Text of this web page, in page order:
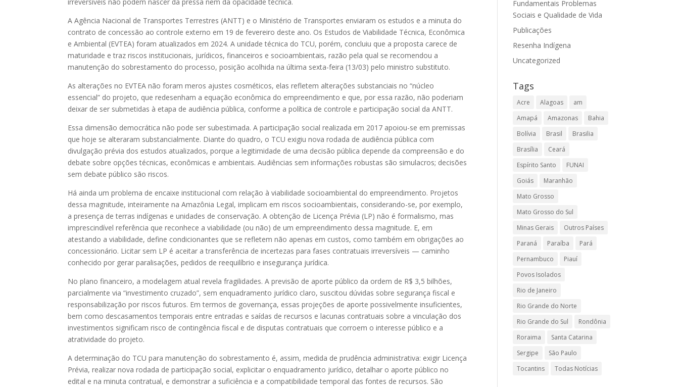
A Agência Nacional de Transportes Terrestres (ANTT) e o Ministério de Transportes enviaram os estudos e a minuta do
contrato de concessão ao controle externo em 19 de fevereiro deste ano. Os Estudos de Viabilidade Técnica, Econômica
e Ambiental (EVTEA) foram atualizados em 2024. A unidade técnica do TCU, porém, concluiu que a proposta carece de
maturidade e traz riscos institucionais, jurídicos, financeiros e socioambientais, razão pela qual se recomendou a
manutenção do sobrestamento do processo, posição acolhida na última sexta-feira (13/03) pelo ministro substituto.
As alterações no EVTEA não foram meros ajustes cosméticos, elas refletem alterações substanciais no “núcleo
essencial” do projeto, que redesenham a equação econômica do empreendimento e que, por essa razão, não poderiam
deixar de ser submetidas à etapa de audiência pública, conforme a política de controle e participação social da ANTT.
Essa dimensão democrática não pode ser subestimada. A participação social realizada em 2017 apoiou-se em premissas
que hoje se alteraram substancialmente. Diante do quadro, o TCU exigiu nova rodada de audiência pública com
divulgação prévia dos estudos atualizados, porque a legitimidade de uma decisão pública depende da compreensão e do
debate sobre opções técnicas, econômicas e ambientais. Audiências sem informações robustas são simulacros; decisões
sem debate público são riscos.
Há ainda um problema de encaixe institucional com relação à viabilidade socioambiental do empreendimento. Projetos
dessa magnitude, inteiramente na Amazônia Legal, implicam em riscos socioambientais, considerando-se, por exemplo,
a presença de terras indígenas e unidades de conservação. A obtenção de Licença Prévia (LP) não é formalismo, mas
imprescindível referência que reconhece a viabilidade (ou não) de um empreendimento dessa magnitude. E, em
atestando a viabilidade, define condicionantes que se refletem não apenas em custos, como também em obrigações ao
concessionário. Licitar sem LP é aceitar a transferência de incertezas para fases contratuais irreversíveis — caminho
conhecido por gerar paralisações, pedidos de reequilíbrio e insegurança jurídica.
No plano financeiro, a modelagem atual revela fragilidades. A previsão de aporte público da ordem de R$ 3,5 bilhões,
parcialmente via “investimento cruzado”, sem enquadramento jurídico claro, suscitou dúvidas sobre segurança fiscal e
responsabilização por riscos futuros. Em termos de governança, essas projeções de aporte possivelmente insuficientes,
bem como descasamentos temporais entre entradas e saídas de recursos e lacunas contratuais sobre a vinculação dos
investimentos significam risco de contingência fiscal e de disputas contratuais que corroem o interesse público e a
atratividade do projeto.
A determinação do TCU para manutenção do sobrestamento é, assim, medida de prudência administrativa: exigir Licença
Prévia, realizar nova rodada de participação social, explicitar o enquadramento jurídico, detalhar o aporte público no
edital e na minuta contratual, e demonstrar a suficiência e a compatibilidade temporal das fontes de recursos. São
Fundamentais Problemas
Sociais e Qualidade de Vida
Publicações
Resenha Indígena
Uncategorized
Tags
Acre Alagoas
am
Amapá
Amazonas
Bahia
Bolívia
Brasil
Brasilia
Brasília
Ceará
Espírito Santo
FUNAI
Goiás
Maranhão
Mato Grosso
Mato Grosso do Sul
Minas Gerais
Outros Países
Paraná
Paraíba
Pará
Pernambuco
Piauí
Povos Isolados
Rio de Janeiro
Rio Grande do Norte
Rio Grande do Sul
Rondônia
Roraima
Santa Catarina
Sergipe
São Paulo
Tocantins
Todas Notícias